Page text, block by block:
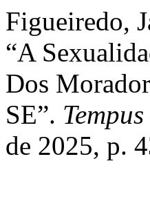
Figueiredo,
“A
Dos
SE”.
de 2025, p.